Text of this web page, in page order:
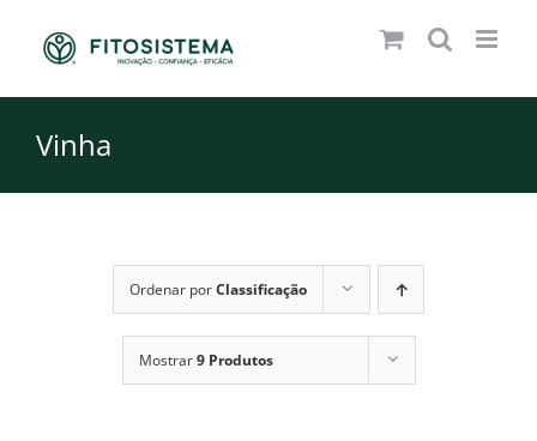
Vinha
Ordenar porClassificação
Mostrar9 Produtos